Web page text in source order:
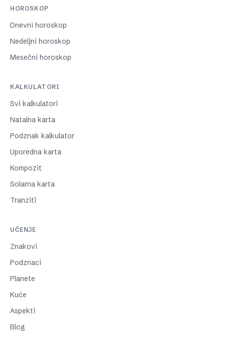
HOROSKOP
Dnevni horoskop
Nedeljni horoskop
Mesečni horoskop
KALKULATORI
Svi kalkulatori
Natalna karta
Podznak kalkulator
Uporedna karta
Kompozit
Solarna karta
Tranziti
UČENJE
Znakovi
Podznaci
Planete
Kuće
Aspekti
Blog